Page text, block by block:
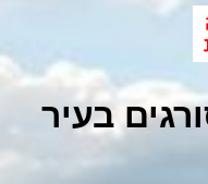
בעיר